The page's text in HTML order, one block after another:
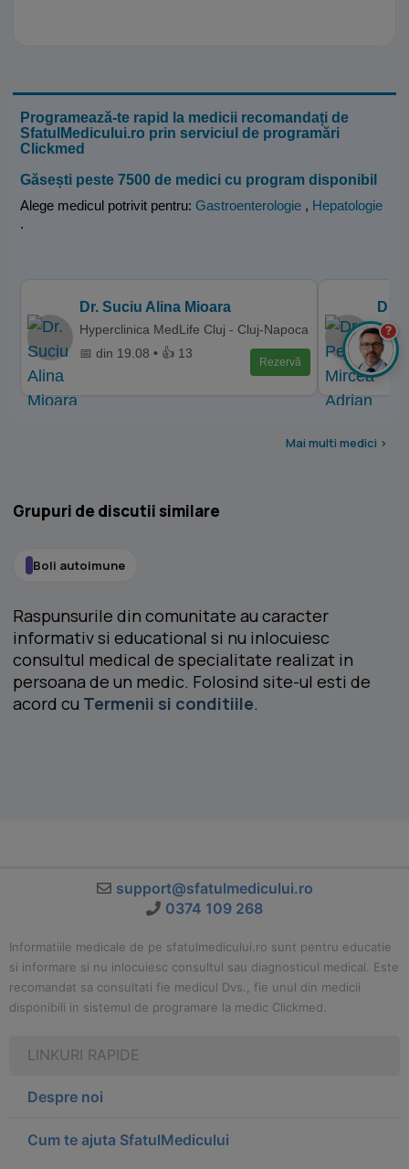
Programează-te rapid la medicii recomandați de
SfatulMedicului.ro prin serviciul de programări
Clickmed
Găsești peste 7500 de medici cu program disponibil
Alege medicul potrivit pentru: Gastroenterologie , Hepatologie
.
Dr. Suciu Alina Mioara
Hyperclinica MedLife Cluj - Cluj-Napoca
📅 din 19.08 • 👍 13
Rezervă
Dr.
📅
Mai multi medici >
Grupuri de discutii similare
Boli autoimune
Raspunsurile din comunitate au caracter
informativ si educational si nu inlocuiesc
consultul medical de specialitate realizat in
persoana de un medic. Folosind site-ul esti de
acord cu Termenii si conditiile.
support@sfatulmedicului.ro
0374 109 268
Informatiile medicale de pe sfatulmedicului.ro sunt pentru educatie
si informare si nu inlocuiesc consultul sau diagnosticul medical. Este
recomandat sa consultati fie medicul Dvs., fie unul din medicii
disponibili in sistemul de programare la medic Clickmed.
LINKURI RAPIDE
Despre noi
Cum te ajuta SfatulMedicului
?